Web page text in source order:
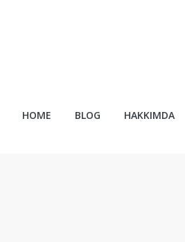
HOME BLOG HAKKIMDA